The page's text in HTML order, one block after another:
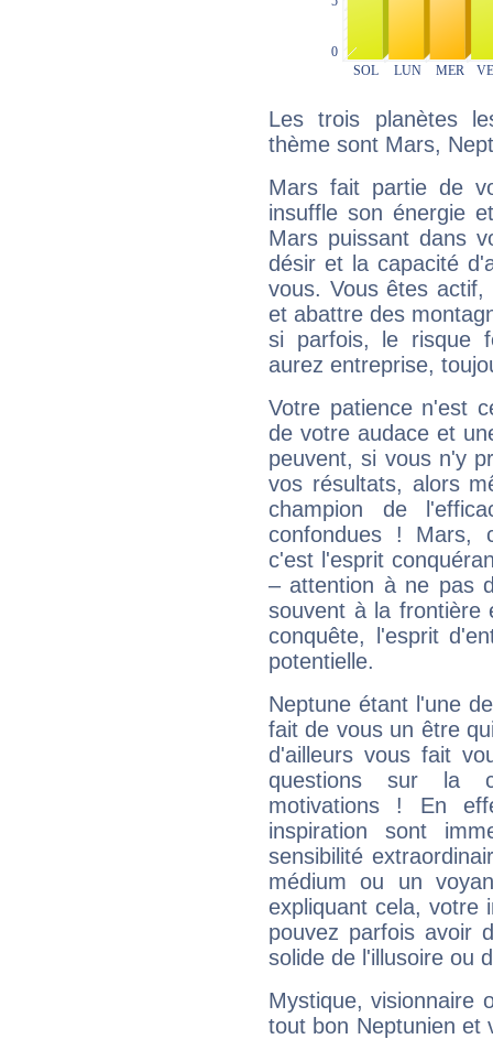
Les trois planètes
thème sont Mars,
Mars fait partie de
insuffle son énergie
Mars puissant dans
désir et la capacité
vous. Vous êtes
et abattre des
si parfois, le risque
aurez entreprise,
Votre patience n'est
de votre audace et
peuvent, si vous n'y
vos résultats, alors
champion de
confondues ! Mars,
c'est l'esprit
– attention à ne pas
souvent à la frontière
conquête, l'esprit
potentielle.
Neptune étant l'une
fait de vous un être
d'ailleurs vous fait
questions sur la
motivations ! En
inspiration sont
sensibilité
médium ou un
expliquant cela, votre
pouvez parfois avoir
solide de l'illusoire ou
Mystique, visionnaire
tout bon Neptunien et